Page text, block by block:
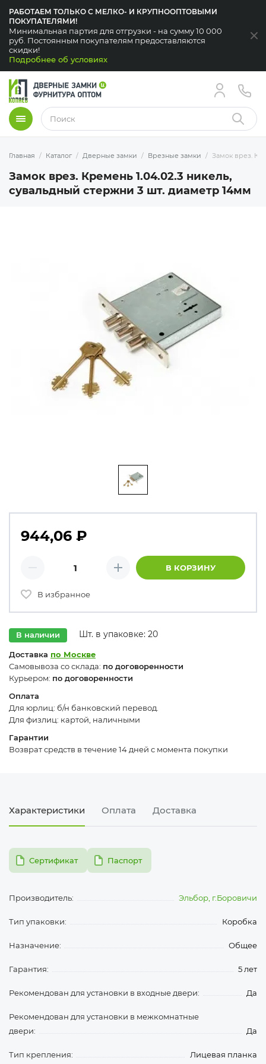
РАБОТАЕМ ТОЛЬКО С МЕЛКО- И КРУПНООПТОВЫМИ
ПОКУПАТЕЛЯМИ!
Минимальная партия для отгрузки - на сумму 10 000
руб. Постоянным покупателям предоставляются
скидки!
Подробнее об условиях
Меню Найти
Главная Каталог Дверные замки Врезные замки Замок врез.
Замок врез. Кремень 1.04.02.3 никель,
сувальдный стержни 3 шт. диаметр 14мм
944,06 ₽
Плюс В КОРЗИНУ
В избранное
В наличии Шт. в упаковке: 20
Доставка по Москве
Самовывоза со склада: по договоренности
Курьером: по договоренности
Оплата
Для юрлиц: б/н банковский перевод.
Для физлиц: картой, наличными
Гарантии
Возврат средств в течение 14 дней с момента покупки
Характеристики Оплата Доставка
pdfСертификат pdfПаспорт
Производитель: Эльбор, г.Боровичи
Тип упаковки: Коробка
Назначение: Общее
Гарантия: 5 лет
Рекомендован для установки в входные двери: Да
Рекомендован для установки в межкомнатные
двери:
Да
Тип крепления: Лицевая планка